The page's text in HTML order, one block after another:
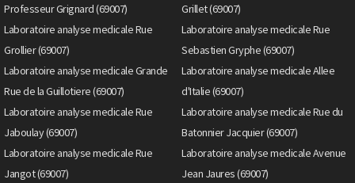
Professeur Grignard (69007)
Grillet (69007)
Laboratoire analyse medicale Rue
Grollier (69007)
Laboratoire analyse medicale Rue
Sebastien Gryphe (69007)
Laboratoire analyse medicale Grande
Rue de la Guillotiere (69007)
Laboratoire analyse medicale Allee
d'Italie (69007)
Laboratoire analyse medicale Rue
Jaboulay (69007)
Laboratoire analyse medicale Rue du
Batonnier Jacquier (69007)
Laboratoire analyse medicale Rue
Jangot (69007)
Laboratoire analyse medicale Avenue
Jean Jaures (69007)